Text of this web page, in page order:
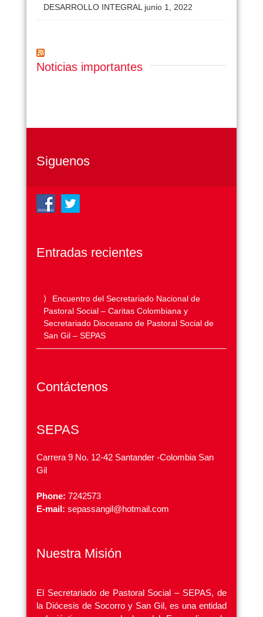
DESARROLLO INTEGRAL junio 1, 2022
Noticias importantes
Siguenos
Entradas recientes
Encuentro del Secretariado Nacional de
Pastoral Social – Caritas Colombiana y
Secretariado Diocesano de Pastoral Social de
San Gil – SEPAS
Contáctenos
SEPAS
Carrera 9 No. 12-42 Santander -Colombia San
Gil
Phone: 7242573
E-mail: sepassangil@hotmail.com
Nuestra Misión
El Secretariado de Pastoral Social – SEPAS, de
la Diócesis de Socorro y San Gil, es una entidad